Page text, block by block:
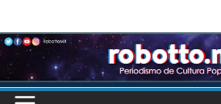
to
content